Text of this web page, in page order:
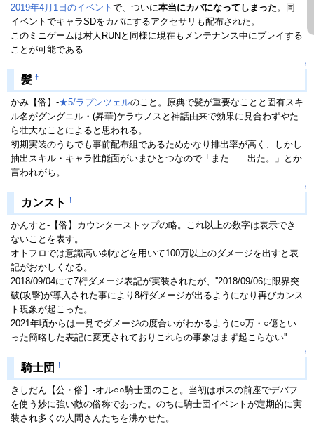
2019年4月1日のイベント で、ついに本当にカバになってしまった。同
イベントでキャラSDをカバにするアクセサリも配布された。
このミニゲームは村人RUNと同様に現在もメンテナンス中にプレイする
ことが可能である
↑
髪 †
かみ【俗】-★5/ラプンツェルのこと。原典で髪が重要なことと固有スキ
ル名がグングニル・(昇華)ケラウノスと神話由来で効果に見合わずやた
ら壮大なことによると思われる。
初期実装のうちでも事前配布組であるためかなり排出率が高く、しかし
抽出スキル・キャラ性能面がいまひとつなので「また……出た。」とか
言われがち。
↑
カンスト †
かんすと-【俗】カウンターストップの略。これ以上の数字は表示でき
ないことを表す。
オトフロでは意識高い剣などを用いて100万以上のダメージを出すと表
記がおかしくなる。
2018/09/04にて7桁ダメージ表記が実装されたが、''2018/09/06に限界突
破(攻撃)が導入された事により8桁ダメージが出るようになり再びカンス
ト現象が起こった。
2021年頃からは一見でダメージの度合いがわかるように○万・○億とい
った簡略した表記に変更されておりこれらの事象はまず起こらない''
↑
騎士団 †
きしだん【公・俗】-オル○○騎士団のこと。当初はボスの前座でデバフ
を使う妙に強い敵の俗称であった。のちに騎士団イベントが定期的に実
装され多くの人間さんたちを沸かせた。